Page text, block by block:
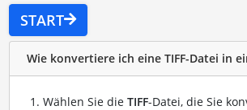
START
Wie konvertiere ich eine TIFF-Datei in
Wählen Sie die TIFF-Datei, die Sie